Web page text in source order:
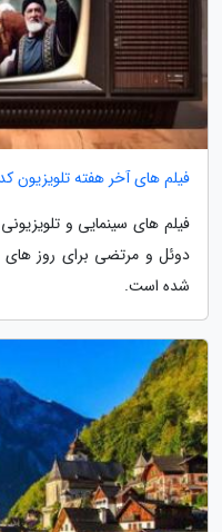
فیلم های آخر هفته تلویزیون
فیلم های سینمایی و
دوئل و مرتضی برای روز های
شده است.